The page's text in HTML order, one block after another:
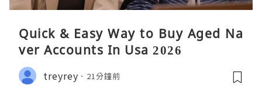
Quick & Easy Way to Buy Aged Na
ver Accounts In Usa 2026
treyrey 21分鐘前